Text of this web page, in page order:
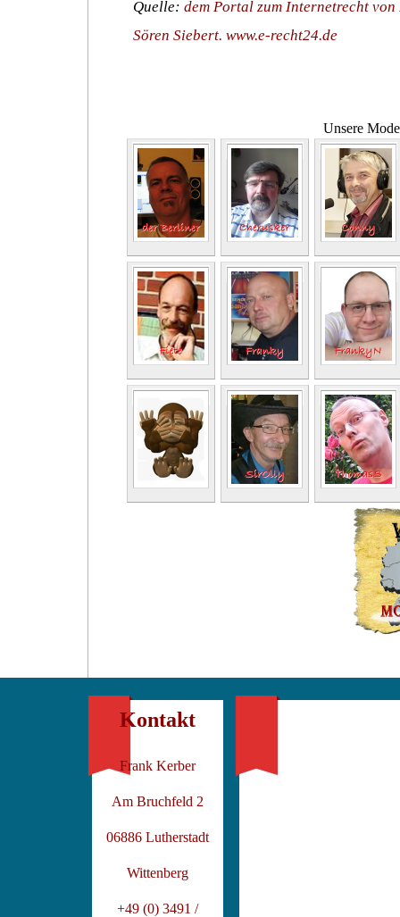
Quelle: dem Portal zum Internetrecht von
Sören Siebert. www.e-recht24.de
Unsere
Kontakt
Frank Kerber
Am Bruchfeld 2
06886 Lutherstadt
Wittenberg
+49 (0) 3491 /